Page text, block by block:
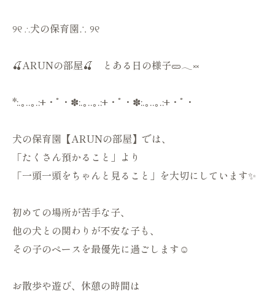
୨୧ ∴犬の保育園∴ ୨୧
🍒ARUNの部屋🍒 とある日の様子🥒𓂃༞
*:.｡..｡.:+・ﾟ・✽:.｡..｡.:+・ﾟ・✽:.｡..｡.:+・ﾟ・
犬の保育園【ARUNの部屋】では、
「たくさん預かること」より
「一頭一頭をちゃんと見ること」を大切にしています✨
初めての場所が苦手な子、
他の犬との関わりが不安な子も、
その子のペースを最優先に過ごします☺️
お散歩や遊び、休憩の時間は